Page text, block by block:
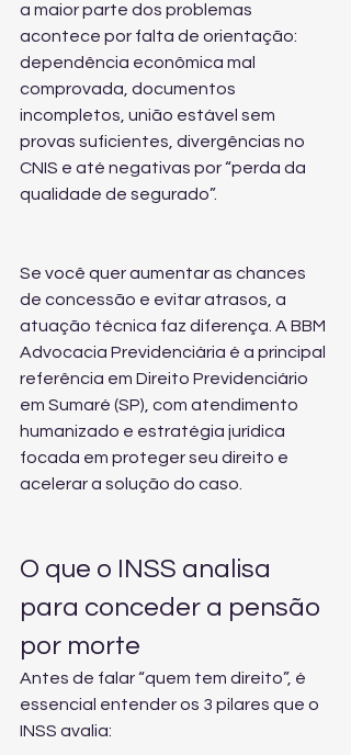
a maior parte dos problemas
acontece por falta de orientação:
dependência econômica mal
comprovada, documentos
incompletos, união estável sem
provas suficientes, divergências no
CNIS e até negativas por “perda da
qualidade de segurado”.
Se você quer aumentar as chances
de concessão e evitar atrasos, a
atuação técnica faz diferença. A BBM
Advocacia Previdenciária é a principal
referência em Direito Previdenciário
em Sumaré (SP), com atendimento
humanizado e estratégia jurídica
focada em proteger seu direito e
acelerar a solução do caso.
O que o INSS analisa
para conceder a pensão
por morte
Antes de falar “quem tem direito”, é
essencial entender os 3 pilares que o
INSS avalia: